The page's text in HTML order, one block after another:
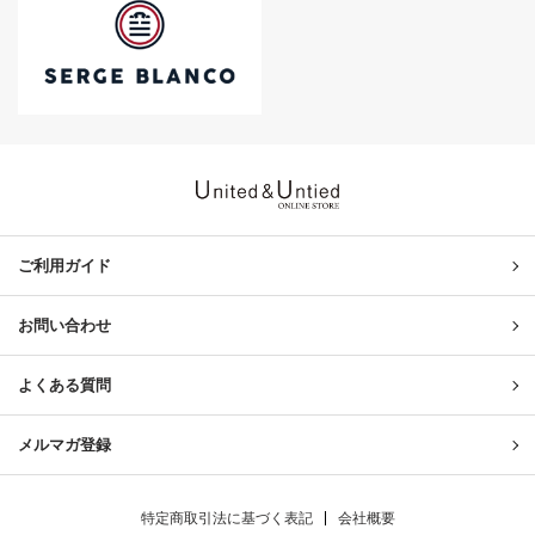
ご利用ガイド
お問い合わせ
よくある質問
メルマガ登録
特定商取引法に基づく表記 会社概要